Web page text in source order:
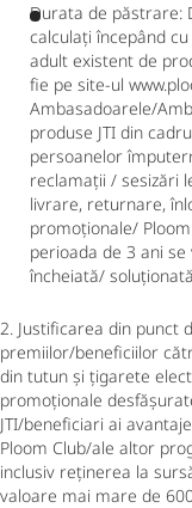
Durata de păstrare:
calculați începând
adult existent de
fie pe site-ul
Ambasadoarele/
produse JTI din
persoanelor
reclamații / sesizări
livrare, returnare,
promoționale/
perioada de 3 ani
încheiată/
2. Justificarea din punct
premiilor/beneficiilor
din tutun și țigarete
promoționale
JTI/beneficiari ai
Ploom Club/ale altor
inclusiv reținerea la
valoare mai mare de